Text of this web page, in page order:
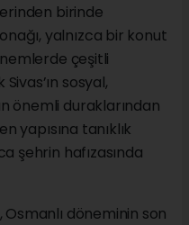
birinde
yalnızca bir konut
çeşitli
sosyal,
önemli duraklarından
yapısına tanıklık
şehrin hafızasında
döneminin son